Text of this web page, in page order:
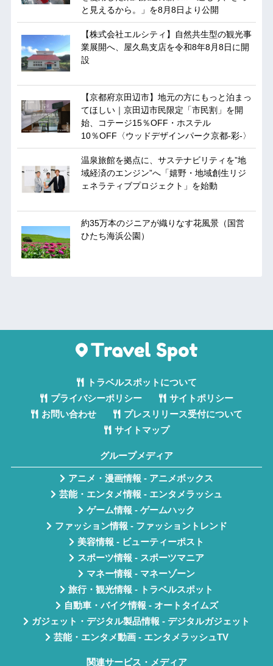
と見えるから。」を8月8日より公開
【株式会社エルシティ】自然共生型の観光事
業展開へ、屋久島支店を令和8年8月8日に開
設
【京都府京田辺市】地元の方にもっと泊まっ
てほしい｜京田辺市民限定「市民割」を開
始、コテージ15％OFF・ホステル
10％OFF〈ウッドデザインパーク京都-彩-〉
温泉旅館を拠点に、サステナビリティを”地
域経済のエンジン”へ「嬉野・地域創生リジ
ェネラティブプロジェクト」を始動
約35万本のジニアが織りなす花風景（国営
ひたち海浜公園）
トラベルスポットについて
プライバシーポリシー
サイトポリシー
お問い合わせ
プレスリリース受付について
サイトマップ
グループメディア
アニメ・漫画情報 - アニメボックス
芸能・エンタメ情報 - エンタメラッシュ
ゲーム情報 - ゲームハック
ファッション情報 - ファッショントレンド
美容情報 - ビューティーポスト
スポーツ情報 - スポーツマニア
マネー情報 - マネーゾーン
旅行・観光情報 - トラベルスポット
自動車・バイク情報 - オートタイムズ
ガジェット・デジタル製品情報 - デジタルガジェット
芸能・エンタメ動画 - エンタメラッシュTV
関連サービス・メディア